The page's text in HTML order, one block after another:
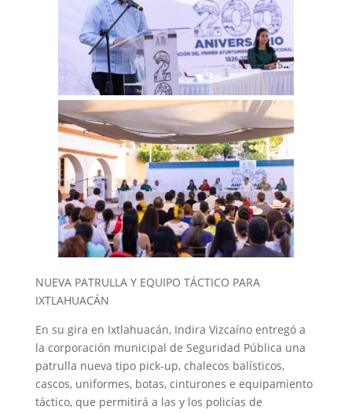
NUEVA PATRULLA Y EQUIPO TÁCTICO PARA
IXTLAHUACÁN
En su gira en Ixtlahuacán, Indira Vizcaíno entregó a
la corporación municipal de Seguridad Pública una
patrulla nueva tipo pick-up, chalecos balísticos,
cascos, uniformes, botas, cinturones e equipamiento
táctico, que permitirá a las y los policías de